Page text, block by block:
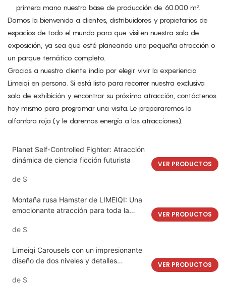
primera mano nuestra base de producción de 60.000 m².
Damos la bienvenida a clientes, distribuidores y propietarios de
espacios de todo el mundo para que visiten nuestra sala de
exposición, ya sea que esté planeando una pequeña atracción o
un parque temático completo.
Gracias a nuestro cliente indio por elegir vivir la experiencia
Limeiqi en persona. Si está listo para recorrer nuestra exclusiva
sala de exhibición y encontrar su próxima atracción, contáctenos
hoy mismo para programar una visita. Le prepararemos la
alfombra roja (y le daremos energía a las atracciones).
Planet Self-Controlled Fighter: Atracción
dinámica de ciencia ficción futurista
de $
VER PRODUCTOS
Montaña rusa Hamster de LIMEIQI: Una
emocionante atracción para toda la
espectáculo.
de $
VER PRODUCTOS
Limeiqi Carousels con un impresionante
diseño de dos niveles y detalles
de $
VER PRODUCTOS